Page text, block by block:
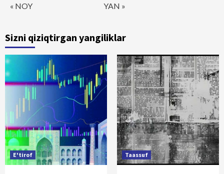
« NOY YAN »
Sizni qiziqtirgan yangiliklar
E'tirof Taassuf